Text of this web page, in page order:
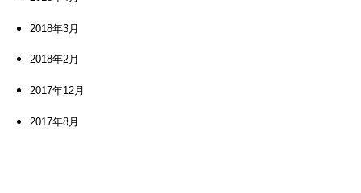
2018年3月
2018年2月
2017年12月
2017年8月